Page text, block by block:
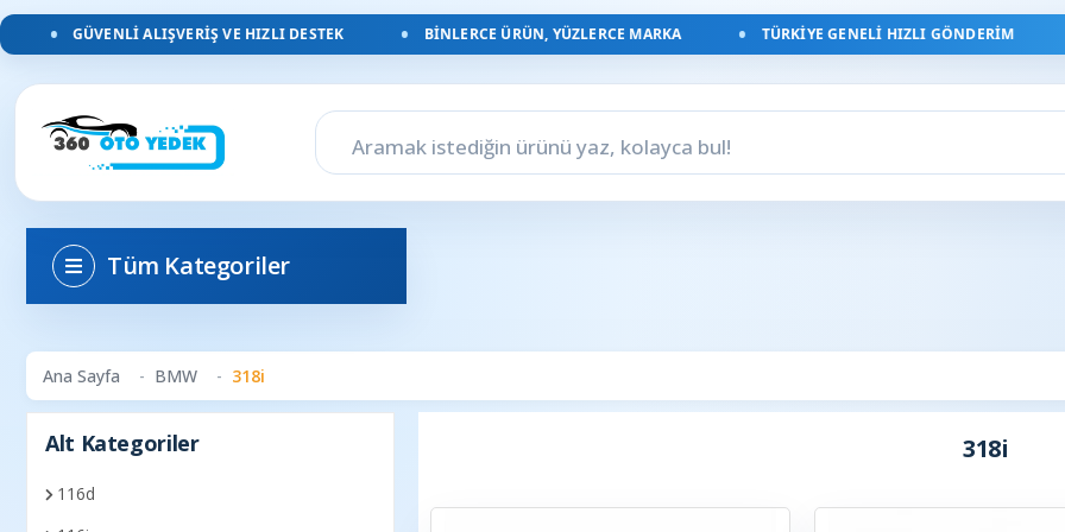
GÜVENLI ALIŞVERIŞ VE HIZLI DESTEK BINLERCE ÜRÜN, YÜZLERCE MARKA TÜRKIYE GENELI HIZLI GÖNDERIM
Tüm Kategoriler
Ana Sayfa BMW 318i
Alt Kategoriler
116d
318i